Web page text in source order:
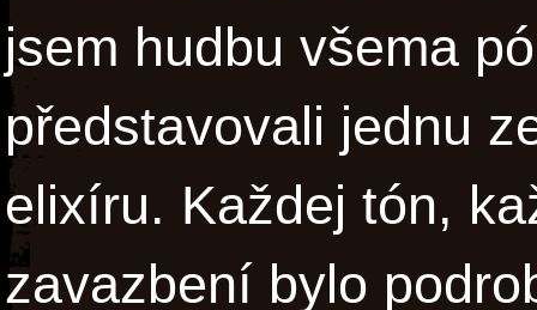
jsem hudbu všema
představovali jednu
elixíru. Každej tón,
zavazbení bylo